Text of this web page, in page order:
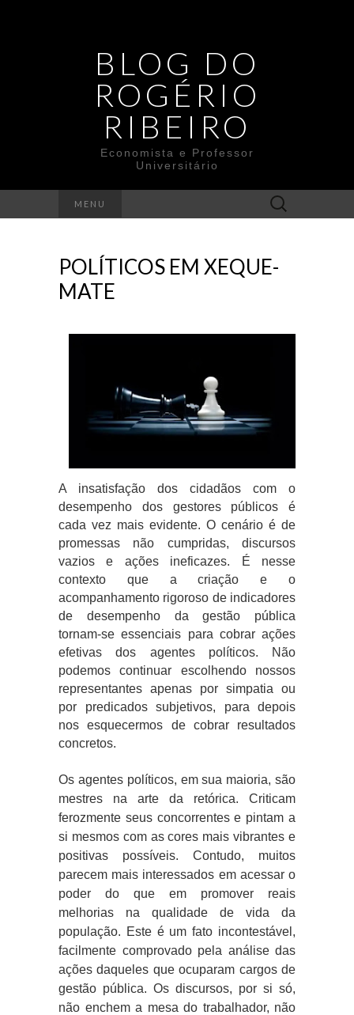
BLOG DO
ROGÉRIO
RIBEIRO
Economista e Professor
Universitário
MENU
Search
for:
POLÍTICOS EM XEQUE-
MATE
A insatisfação dos cidadãos com o
desempenho dos gestores públicos é
cada vez mais evidente. O cenário é de
promessas não cumpridas, discursos
vazios e ações ineficazes. É nesse
contexto que a criação e o
acompanhamento rigoroso de indicadores
de desempenho da gestão pública
tornam-se essenciais para cobrar ações
efetivas dos agentes políticos. Não
podemos continuar escolhendo nossos
representantes apenas por simpatia ou
por predicados subjetivos, para depois
nos esquecermos de cobrar resultados
concretos.
Os agentes políticos, em sua maioria, são
mestres na arte da retórica. Criticam
ferozmente seus concorrentes e pintam a
si mesmos com as cores mais vibrantes e
positivas possíveis. Contudo, muitos
parecem mais interessados em acessar o
poder do que em promover reais
melhorias na qualidade de vida da
população. Este é um fato incontestável,
facilmente comprovado pela análise das
ações daqueles que ocuparam cargos de
gestão pública. Os discursos, por si só,
não enchem a mesa do trabalhador, não